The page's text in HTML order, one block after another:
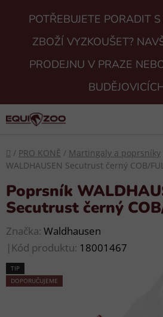
POTŘEBUJETE PORADIT
ZBOŽÍ VYZKOUŠET?
PRODEJNU V PRAZE
Domů
/ PRO KONĚ / Martingaly a poprsníky
WALDHAUSEN Secutrust černý COB/
Poprsník
Secutrust černý
Značka: Waldhausen
| Kód produktu: 18001467
TIP
DOPORUČUJEME